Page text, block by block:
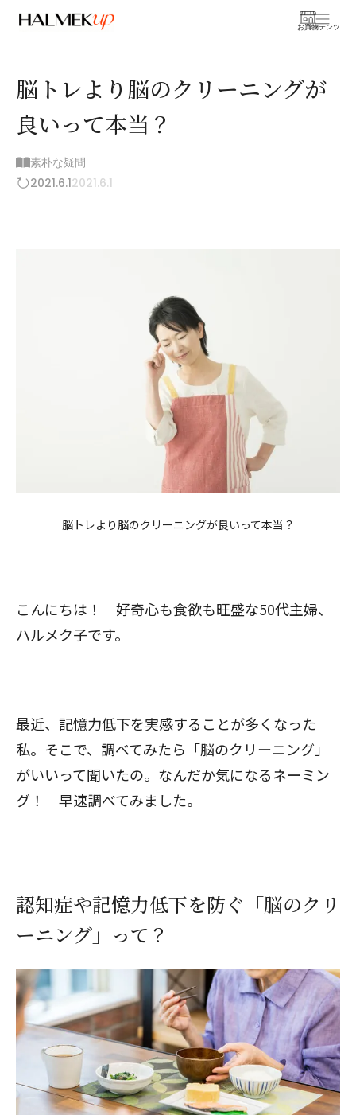
お買物
コンテンツ
脳トレより脳のクリーニングが
良いって本当？
素朴な疑問
2021.6.12021.6.1
脳トレより脳のクリーニングが良いって本当？
こんにちは！ 好奇心も食欲も旺盛な50代主婦、
ハルメク子です。
最近、記憶力低下を実感することが多くなった
私。そこで、調べてみたら「脳のクリーニング」
がいいって聞いたの。なんだか気になるネーミン
グ！ 早速調べてみました。
認知症や記憶力低下を防ぐ「脳のクリ
ーニング」って？